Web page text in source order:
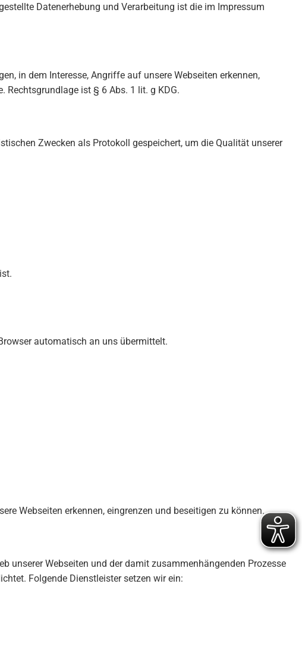
Datenerhebung und Verarbeitung ist die im Impressum
in dem Interesse, Angriffe auf unsere Webseiten erkennen,
Rechtsgrundlage ist § 6 Abs. 1 lit. g KDG.
Zwecken als Protokoll gespeichert, um die Qualität unserer
automatisch an uns übermittelt.
Webseiten erkennen, eingrenzen und beseitigen zu können.
unserer Webseiten und der damit zusammenhängenden Prozesse
Folgende Dienstleister setzen wir ein: